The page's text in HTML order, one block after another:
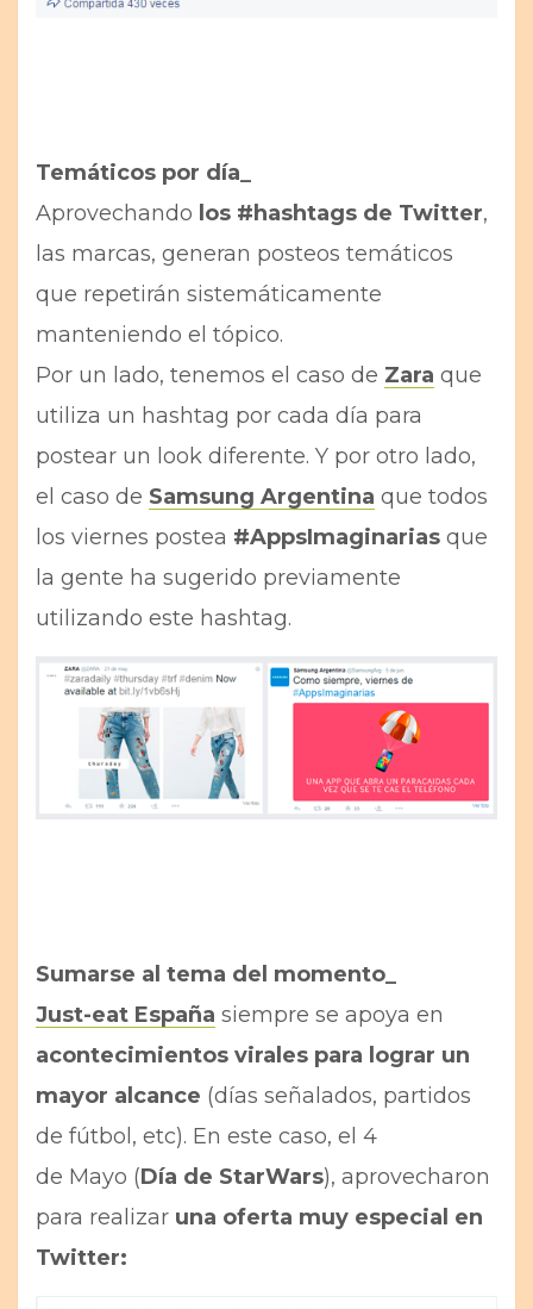
Temáticos por día_
Aprovechando los #hashtags de Twitter,
las marcas, generan posteos temáticos
que repetirán sistemáticamente
manteniendo el tópico.
Por un lado, tenemos el caso de Zara que
utiliza un hashtag por cada día para
postear un look diferente. Y por otro lado,
el caso de Samsung Argentina que todos
los viernes postea #AppsImaginarias que
la gente ha sugerido previamente
utilizando este hashtag.
Sumarse al tema del momento_
Just-eat España siempre se apoya en
acontecimientos virales para lograr un
mayor alcance (días señalados, partidos
de fútbol, etc). En este caso, el 4
de Mayo (Día de StarWars), aprovecharon
para realizar una oferta muy especial en
Twitter: